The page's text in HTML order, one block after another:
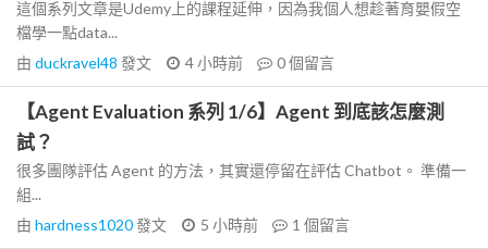
這個系列文章是Udemy上的課程延伸，因為我個人想趁著育嬰假空
檔學一點data...
由 duckravel48 發文 4 小時前 0個留言
【Agent Evaluation 系列 1/6】Agent 到底該怎麼測
試？
很多團隊評估 Agent 的方法，其實還停留在評估 Chatbot。 準備一
組...
由 hardness1020發文 5 小時前 1 個留言